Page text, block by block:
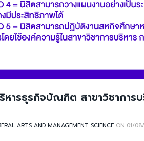
ารธุรกิจบัณฑิต สาขาวิชาการบ
ARTS AND MANAGEMENT SCIENCE ON 01/